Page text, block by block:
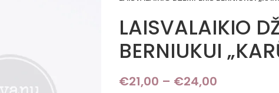
LAISVALAIKIO
BERNIUKUI
€21,00 – €24,00